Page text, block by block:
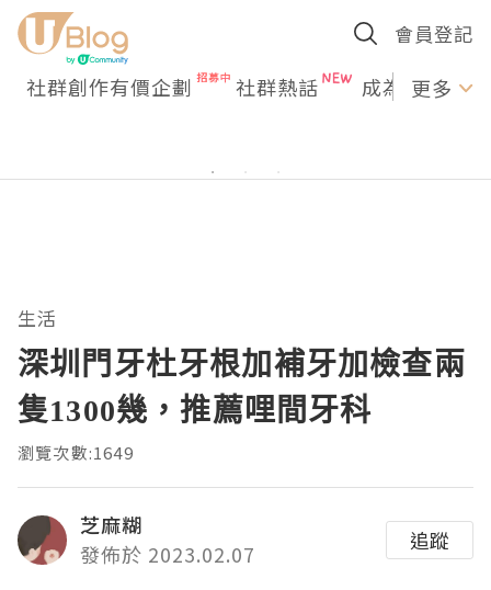
會員登記
社群創作有價企劃 社群熱話 成為U更多
生活
深圳門牙杜牙根加補牙加檢查兩
隻1300幾，推薦哩間牙科
瀏覽次數:1649
芝麻糊
發佈於 2023.02.07
追蹤